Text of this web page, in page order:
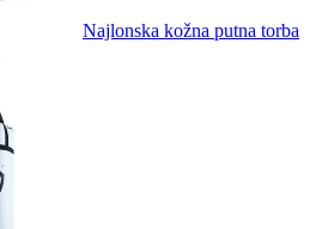
Najlonska kožna putna torba